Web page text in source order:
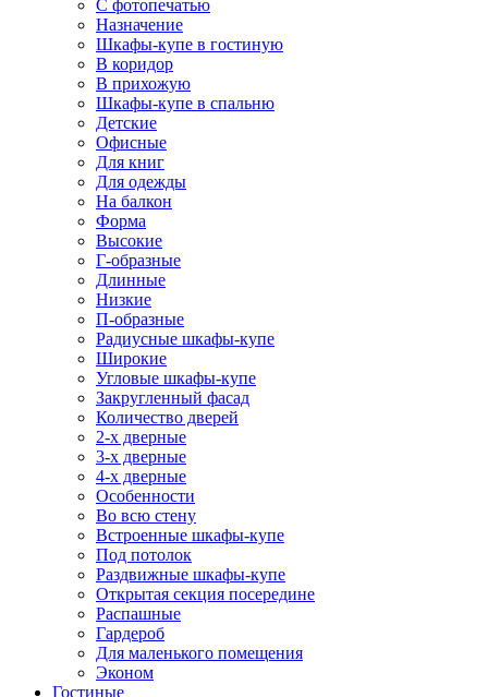
С фотопечатью
Назначение
Шкафы-купе в гостиную
В коридор
В прихожую
Шкафы-купе в спальню
Детские
Офисные
Для книг
Для одежды
На балкон
Форма
Высокие
Г-образные
Длинные
Низкие
П-образные
Радиусные шкафы-купе
Широкие
Угловые шкафы-купе
Закругленный фасад
Количество дверей
2-х дверные
3-х дверные
4-х дверные
Особенности
Во всю стену
Встроенные шкафы-купе
Под потолок
Раздвижные шкафы-купе
Открытая секция посередине
Распашные
Гардероб
Для маленького помещения
Эконом
Гостиные